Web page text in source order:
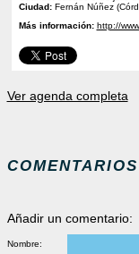
Ciudad:Fernán Núñez
Más información: http://
Ver agenda completa
COMENTARIOS
Añadir un comentario:
Nombre: